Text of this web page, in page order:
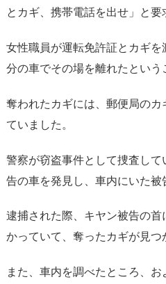
とカギ、携帯電話を出せ」と要
女性職員が運転免許証とカギ
分の車でその場を離れたという
奪われたカギには、郵便局の
ていました。
警察が窃盗事件として捜査し
告の車を発見し、車内にいた被
逮捕された際、キヤン被告の
かっていて、奪ったカギが見つ
また、車内を調べたところ、